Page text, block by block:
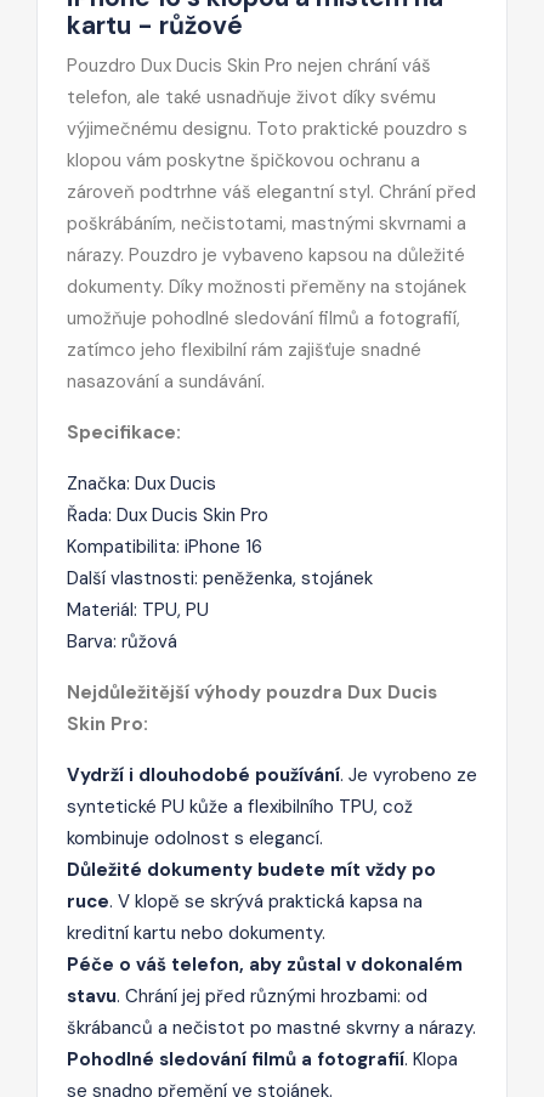
kartu - růžové
Pouzdro Dux Ducis Skin Pro nejen chrání váš
telefon, ale také usnadňuje život díky svému
výjimečnému designu. Toto praktické pouzdro s
klopou vám poskytne špičkovou ochranu a
zároveň podtrhne váš elegantní styl. Chrání před
poškrábáním, nečistotami, mastnými skvrnami a
nárazy. Pouzdro je vybaveno kapsou na důležité
dokumenty. Díky možnosti přeměny na stojánek
umožňuje pohodlné sledování filmů a fotografií,
zatímco jeho flexibilní rám zajišťuje snadné
nasazování a sundávání.
Specifikace:
Značka: Dux Ducis
Řada: Dux Ducis Skin Pro
Kompatibilita: iPhone 16
Další vlastnosti: peněženka, stojánek
Materiál: TPU, PU
Barva: růžová
Nejdůležitější výhody pouzdra Dux Ducis
Skin Pro:
Vydrží i dlouhodobé používání. Je vyrobeno ze
syntetické PU kůže a flexibilního TPU, což
kombinuje odolnost s elegancí.
Důležité dokumenty budete mít vždy po
ruce. V klopě se skrývá praktická kapsa na
kreditní kartu nebo dokumenty.
Péče o váš telefon, aby zůstal v dokonalém
stavu. Chrání jej před různými hrozbami: od
škrábanců a nečistot po mastné skvrny a nárazy.
Pohodlné sledování filmů a fotografií. Klopa
se snadno přemění ve stojánek.